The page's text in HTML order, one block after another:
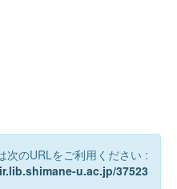
次のURLをご利用ください :
u.ac.jp/37523